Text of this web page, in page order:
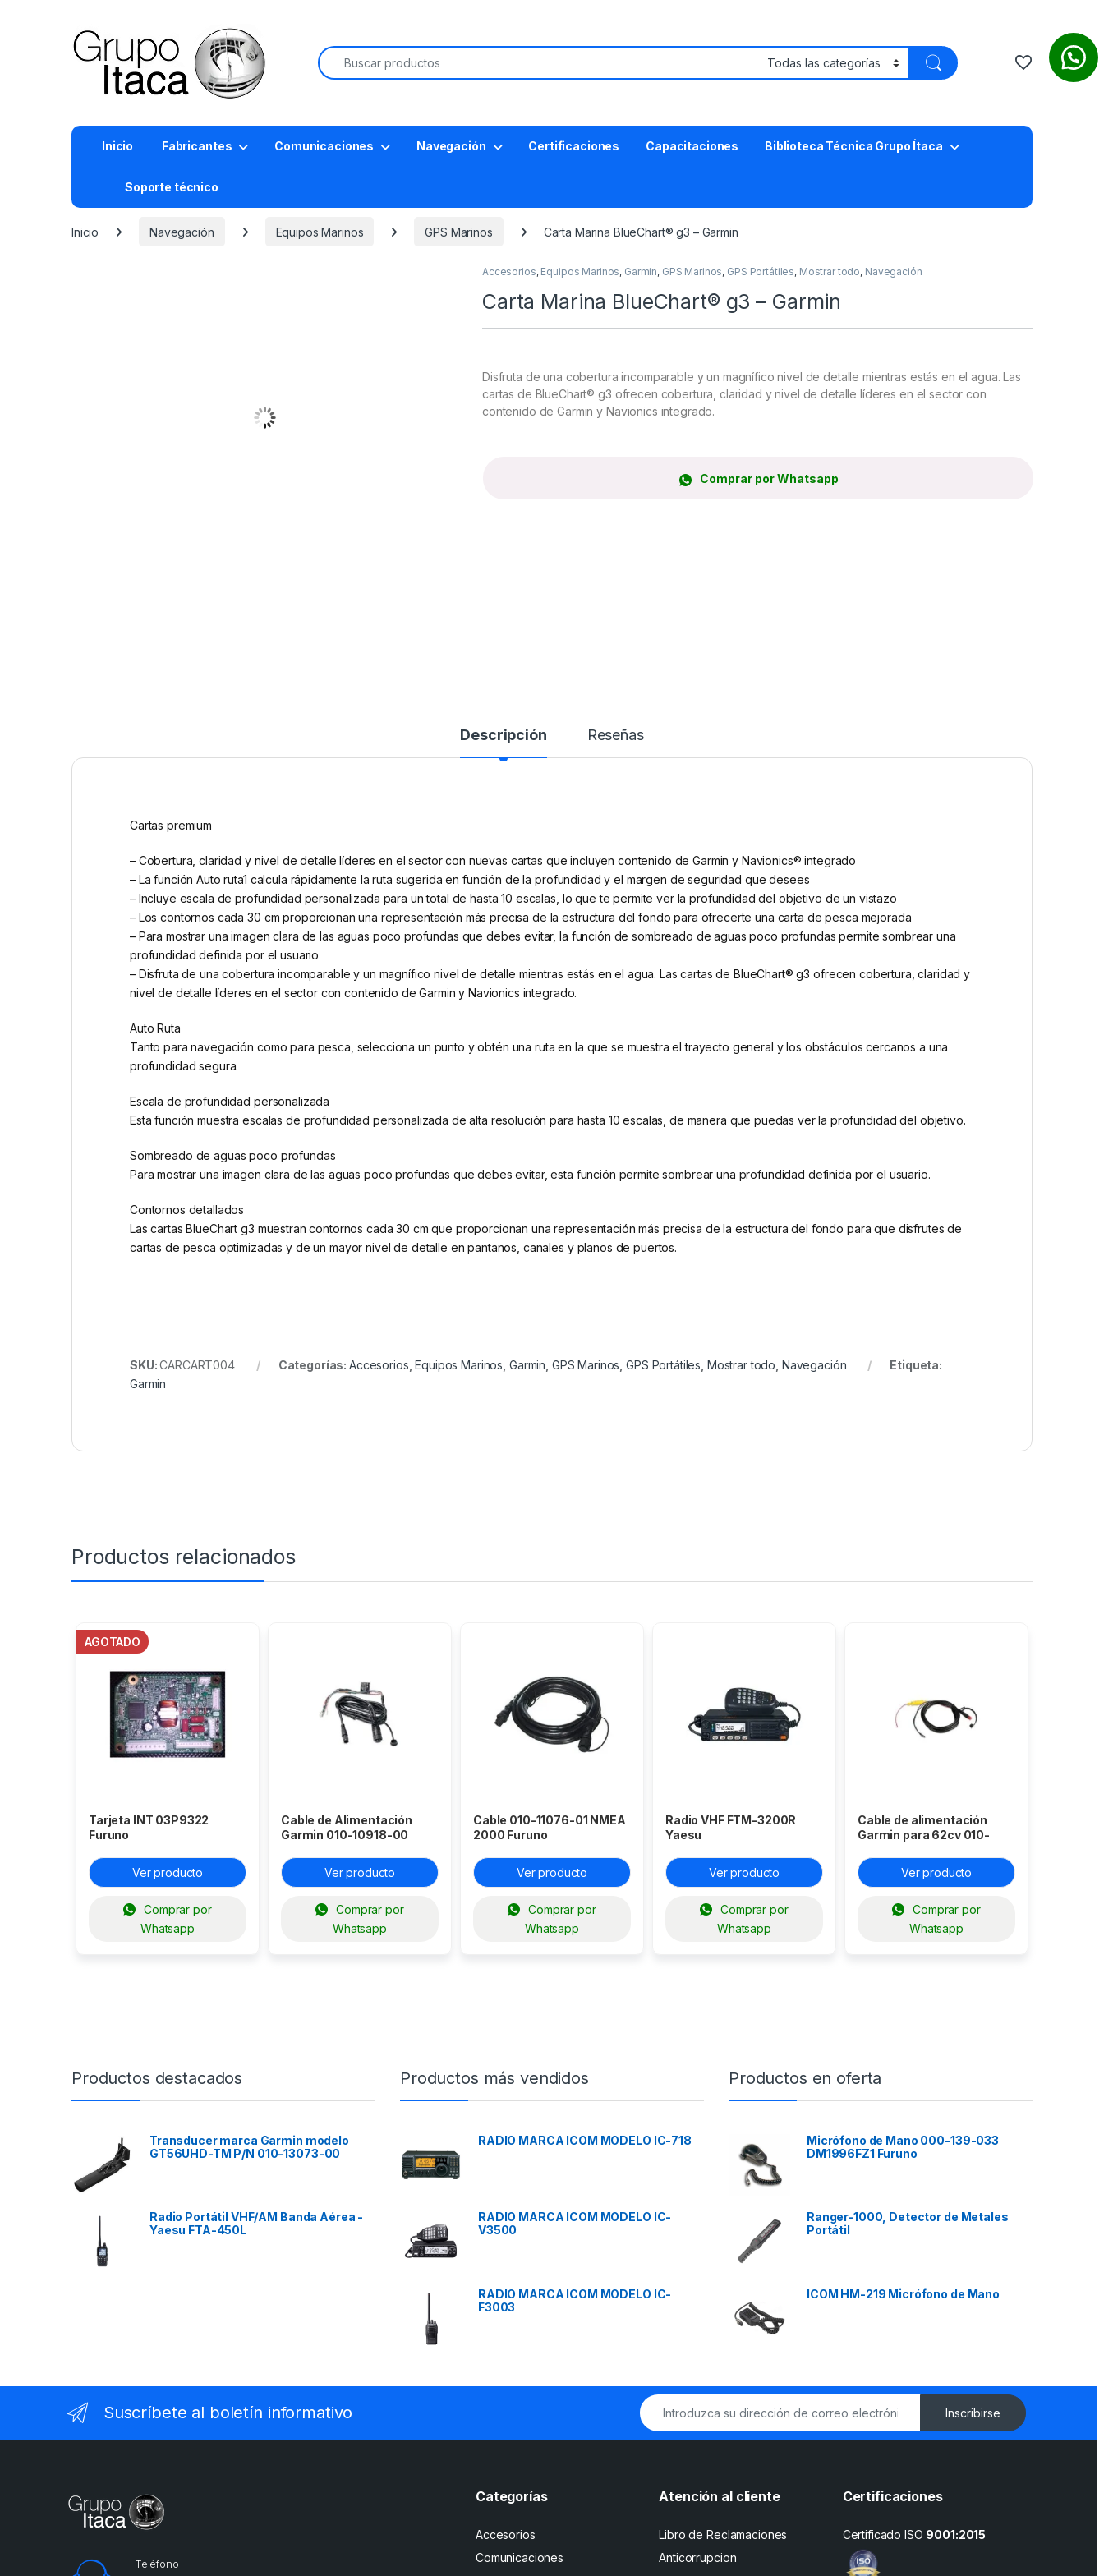
Buscar:
Inicio Fabricantes Comunicaciones Navegación Certificaciones Capacitaciones Biblioteca Técnica Grupo Ítaca
Soporte técnico
Inicio Navegación Equipos Marinos GPS Marinos Carta Marina BlueChart® g3 – Garmin
Accesorios, Equipos Marinos, Garmin, GPS Marinos, GPS Portátiles, Mostrar todo, Navegación
Carta Marina BlueChart® g3 – Garmin
Disfruta de una cobertura incomparable y un magnífico nivel de detalle mientras estás en el agua. Las
cartas de BlueChart® g3 ofrecen cobertura, claridad y nivel de detalle líderes en el sector con
contenido de Garmin y Navionics integrado.
Comprar por Whatsapp
Descripción Reseñas
Cartas premium
– Cobertura, claridad y nivel de detalle líderes en el sector con nuevas cartas que incluyen contenido de Garmin y Navionics® integrado
– La función Auto ruta1 calcula rápidamente la ruta sugerida en función de la profundidad y el margen de seguridad que desees
– Incluye escala de profundidad personalizada para un total de hasta 10 escalas, lo que te permite ver la profundidad del objetivo de un vistazo
– Los contornos cada 30 cm proporcionan una representación más precisa de la estructura del fondo para ofrecerte una carta de pesca mejorada
– Para mostrar una imagen clara de las aguas poco profundas que debes evitar, la función de sombreado de aguas poco profundas permite sombrear una
profundidad definida por el usuario
– Disfruta de una cobertura incomparable y un magnífico nivel de detalle mientras estás en el agua. Las cartas de BlueChart® g3 ofrecen cobertura, claridad y
nivel de detalle líderes en el sector con contenido de Garmin y Navionics integrado.
Auto Ruta
Tanto para navegación como para pesca, selecciona un punto y obtén una ruta en la que se muestra el trayecto general y los obstáculos cercanos a una
profundidad segura.
Escala de profundidad personalizada
Esta función muestra escalas de profundidad personalizada de alta resolución para hasta 10 escalas, de manera que puedas ver la profundidad del objetivo.
Sombreado de aguas poco profundas
Para mostrar una imagen clara de las aguas poco profundas que debes evitar, esta función permite sombrear una profundidad definida por el usuario.
Contornos detallados
Las cartas BlueChart g3 muestran contornos cada 30 cm que proporcionan una representación más precisa de la estructura del fondo para que disfrutes de
cartas de pesca optimizadas y de un mayor nivel de detalle en pantanos, canales y planos de puertos.
SKU:CARCART004 Categorías: Accesorios ,Equipos Marinos Garmin GPS Marinos ,GPS Portátiles Mostrar todo Navegación
Etiqueta:
Garmin
Productos relacionados
AGOTADO
Tarjeta INT 03P9322
Furuno
Ver producto
Comprar por
Whatsapp
Cable de Alimentación
Garmin 010-10918-00
Ver producto
Comprar por
Whatsapp
Cable 010-11076-01 NMEA
2000 Furuno
Ver producto
Comprar por
Whatsapp
Radio VHF FTM-3200R
Yaesu
Ver producto
Comprar por
Whatsapp
Cable de alimentación
Garmin para 62cv 010-
Ver producto
Comprar por
Whatsapp
Productos destacados
Transducer marca Garmin modelo
GT56UHD-TM P/N 010-13073-00
Radio Portátil VHF/AM Banda Aérea -
Yaesu FTA-450L
Productos más vendidos
RADIO MARCA ICOM MODELO IC-718
RADIO MARCA ICOM MODELO IC-
V3500
RADIO MARCA ICOM MODELO IC-
F3003
Productos en oferta
Micrófono de Mano 000-139-033
DM1996FZ1 Furuno
Ranger-1000, Detector de Metales
Portátil
ICOM HM-219 Micrófono de Mano
Suscríbete al boletín informativo Inscribirse
Teléfono
Categorías
Accesorios
Comunicaciones
Atención al cliente
Libro de Reclamaciones
Anticorrupcion
Certificaciones
Certificado ISO 9001:2015